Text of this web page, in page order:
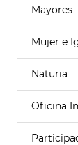
Mayores
Mujer e
Naturia
Oficina